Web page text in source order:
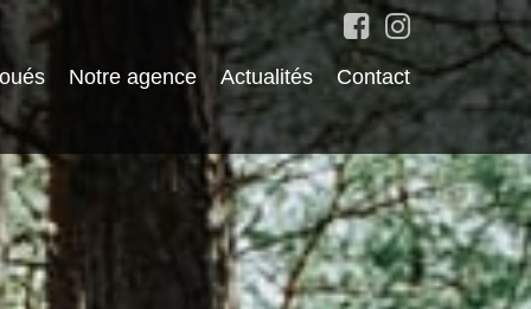
Notre agence Actualités Contact